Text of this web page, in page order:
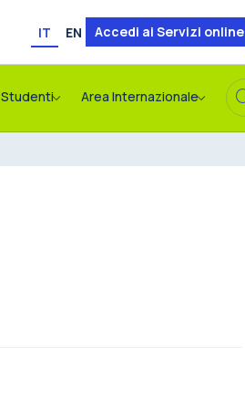
IT EN Accedi ai Servizi online
Studenti Area Internazionale